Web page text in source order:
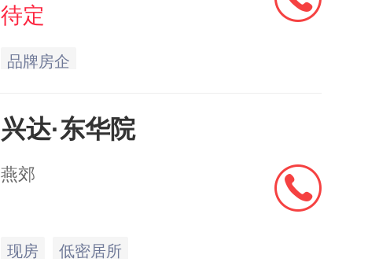
待定
品牌房企
兴达·东华院
燕郊
现房 低密居所